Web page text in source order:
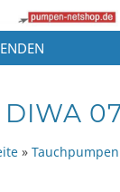
DIWA
» Tauchpumpen